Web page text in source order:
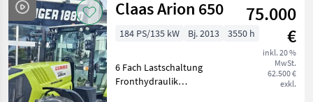
Landtechnik
25
MARKTPLATZ
Marktplatz Händlerangebote Kleinanzeigen
Turbo
Claas Arion 650
75.000
€
inkl. 20 %
MwSt.
62.500 €
exkl.
184 PS/135 kW Bj. 2013 3550 h
6 Fach Lastschaltung
Fronthydraulik